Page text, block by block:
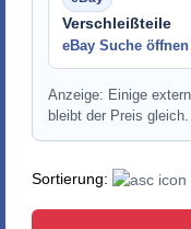
Verschleißteile
eBay Suche öffnen
Anzeige: Einige
bleibt der Preis gleich.
Sortierung: